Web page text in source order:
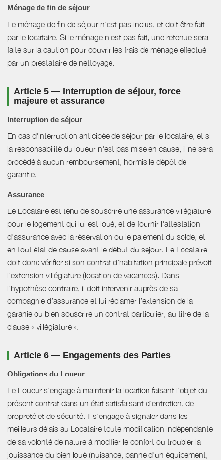
Ménage de fin de séjour
Le ménage de fin de séjour n'est pas inclus, et doit être fait
par le locataire. Si le ménage n'est pas fait, une retenue sera
faite sur la caution pour couvrir les frais de ménage effectué
par un prestataire de nettoyage.
Article 5 — Interruption de séjour, force
majeure et assurance
Interruption de séjour
En cas d'interruption anticipée de séjour par le locataire, et si
la responsabilité du loueur n'est pas mise en cause, il ne sera
procédé à aucun remboursement, hormis le dépôt de
garantie.
Assurance
Le Locataire est tenu de souscrire une assurance villégiature
pour le logement qui lui est loué, et de fournir l'attestation
d'assurance avec la réservation ou le paiement du solde, et
en tout état de cause avant le début du séjour. Le Locataire
doit donc vérifier si son contrat d'habitation principale prévoit
l’extension villégiature (location de vacances). Dans
l’hypothèse contraire, il doit intervenir auprès de sa
compagnie d’assurance et lui réclamer l’extension de la
garanie ou bien souscrire un contrat particulier, au titre de la
clause « villégiature ».
Article 6 — Engagements des Parties
Obligations du Loueur
Le Loueur s'engage à maintenir la location faisant l'objet du
présent contrat dans un état satisfaisant d'entretien, de
propreté et de sécurité. Il s'engage à signaler dans les
meilleurs délais au Locataire toute modification indépendante
de sa volonté de nature à modifier le confort ou troubler la
jouissance du bien loué (nuisance, panne d'un équipement,